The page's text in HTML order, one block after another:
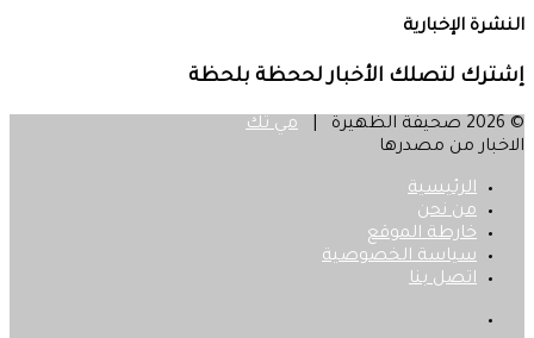
النشرة الإخبارية
إشترك لتصلك الأخبار لححظة بلحظة
© 2026 صحيفة الظهيرة |
مي تك
الاخبار من مصدرها
الرئيسية
من نحن
خارطة الموقع
سياسة الخصوصية
اتصل بنا